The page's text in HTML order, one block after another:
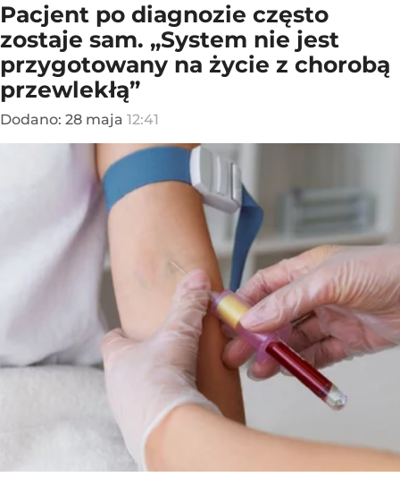
Pacjent po diagnozie często
zostaje sam. „System nie jest
przygotowany na życie z chorobą
przewlekłą”
Dodano: 28 maja 12:41